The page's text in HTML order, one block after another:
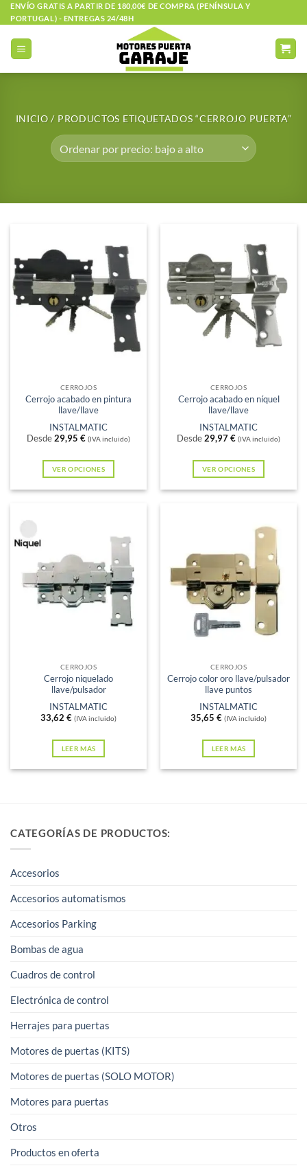
Saltar
al
contenido
ENVÍO GRATIS A PARTIR DE 180,00€ DE COMPRA (PENÍNSULA Y
PORTUGAL) - ENTREGAS 24/48H
INICIO / PRODUCTOS ETIQUETADOS “CERROJO PUERTA”
CERROJOS
Cerrojo acabado en pintura
llave/llave
INSTALMATIC
Desde29,95 € (IVA incluido)
VER OPCIONES
múltiples
Las
opciones
se
pueden
la
página
producto
CERROJOS
Cerrojo acabado en níquel
llave/llave
INSTALMATIC
Desde29,97€ (IVA incluido)
VER OPCIONES
múltiples
variantes.
Las
opciones
se
la
página
producto
CERROJOS
Cerrojo niquelado
llave/pulsador
INSTALMATIC
33,62 € (IVA incluido)
LEER MÁS
CERROJOS
Cerrojo color oro llave/pulsador
llave puntos
INSTALMATIC
35,65 € (IVA incluido)
LEER MÁS
CATEGORÍAS DE PRODUCTOS:
Accesorios
Accesorios automatismos
Accesorios Parking
Bombas de agua
Cuadros de control
Electrónica de control
Herrajes para puertas
Motores de puertas (KITS)
Motores de puertas (SOLO MOTOR)
Motores para puertas
Otros
Productos en oferta